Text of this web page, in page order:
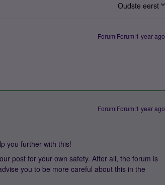
Oudste eerst
Forum|Forum|1 year ago
Forum|Forum|1 year ago
you further with this!
post for your own safety. After all, the forum is
you to be more careful about this in the